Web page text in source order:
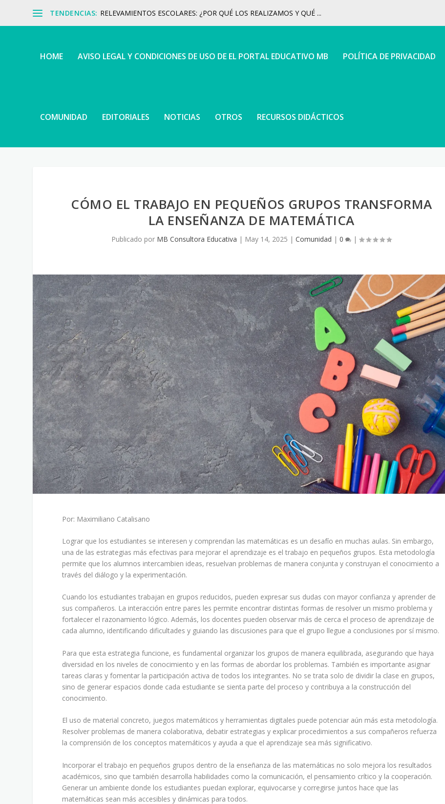
TENDENCIAS: RELEVAMIENTOS ESCOLARES: ¿POR QUÉ LOS REALIZAMOS Y QUÉ ...
HOME AVISO LEGAL Y CONDICIONES DE USO DE EL PORTAL EDUCATIVO MB POLÍTICA DE PRIVACIDAD
COMUNIDAD EDITORIALES NOTICIAS OTROS RECURSOS DIDÁCTICOS
CÓMO EL TRABAJO EN PEQUEÑOS GRUPOS TRANSFORMA
LA ENSEÑANZA DE MATEMÁTICA
Publicado por MB Consultora Educativa | May 14, 2025 |Comunidad |0 |
Por: Maximiliano Catalisano
Lograr que los estudiantes se interesen y comprendan las matemáticas es un desafío en muchas aulas. Sin embargo,
una de las estrategias más efectivas para mejorar el aprendizaje es el trabajo en pequeños grupos. Esta metodología
permite que los alumnos intercambien ideas, resuelvan problemas de manera conjunta y construyan el conocimiento a
través del diálogo y la experimentación.
Cuando los estudiantes trabajan en grupos reducidos, pueden expresar sus dudas con mayor confianza y aprender de
sus compañeros. La interacción entre pares les permite encontrar distintas formas de resolver un mismo problema y
fortalecer el razonamiento lógico. Además, los docentes pueden observar más de cerca el proceso de aprendizaje de
cada alumno, identificando dificultades y guiando las discusiones para que el grupo llegue a conclusiones por sí mismo.
Para que esta estrategia funcione, es fundamental organizar los grupos de manera equilibrada, asegurando que haya
diversidad en los niveles de conocimiento y en las formas de abordar los problemas. También es importante asignar
tareas claras y fomentar la participación activa de todos los integrantes. No se trata solo de dividir la clase en grupos,
sino de generar espacios donde cada estudiante se sienta parte del proceso y contribuya a la construcción del
conocimiento.
El uso de material concreto, juegos matemáticos y herramientas digitales puede potenciar aún más esta metodología.
Resolver problemas de manera colaborativa, debatir estrategias y explicar procedimientos a sus compañeros refuerza
la comprensión de los conceptos matemáticos y ayuda a que el aprendizaje sea más significativo.
Incorporar el trabajo en pequeños grupos dentro de la enseñanza de las matemáticas no solo mejora los resultados
académicos, sino que también desarrolla habilidades como la comunicación, el pensamiento crítico y la cooperación.
Generar un ambiente donde los estudiantes puedan explorar, equivocarse y corregirse juntos hace que las
matemáticas sean más accesibles y dinámicas para todos.